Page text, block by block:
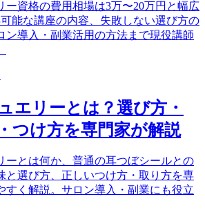
ー資格の費用相場は3万〜20万円と幅広
能な講座の内容、失敗しない選び方の
ン導入・副業活用の方法まで現役講師
エリーとは？選び方・
つけ方を専門家が解説
ーとは何か、普通の耳つぼシールとの
と選び方、正しいつけ方・取り方を専
すく解説。サロン導入・副業にも役立